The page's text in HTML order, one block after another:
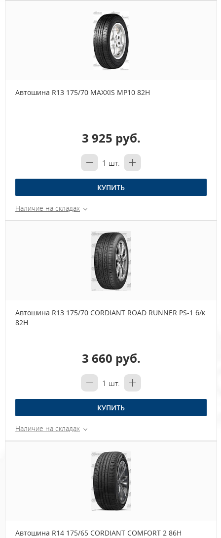
Автошина R13 175/70 MAXXIS MP10 82H
3 925 руб.
1 шт.
КУПИТЬ
Наличие на складах
Автошина R13 175/70 CORDIANT ROAD RUNNER PS-1 б/к
82Н
3 660 руб.
1 шт.
КУПИТЬ
Наличие на складах
Автошина R14 175/65 CORDIANT COMFORT 2 86H